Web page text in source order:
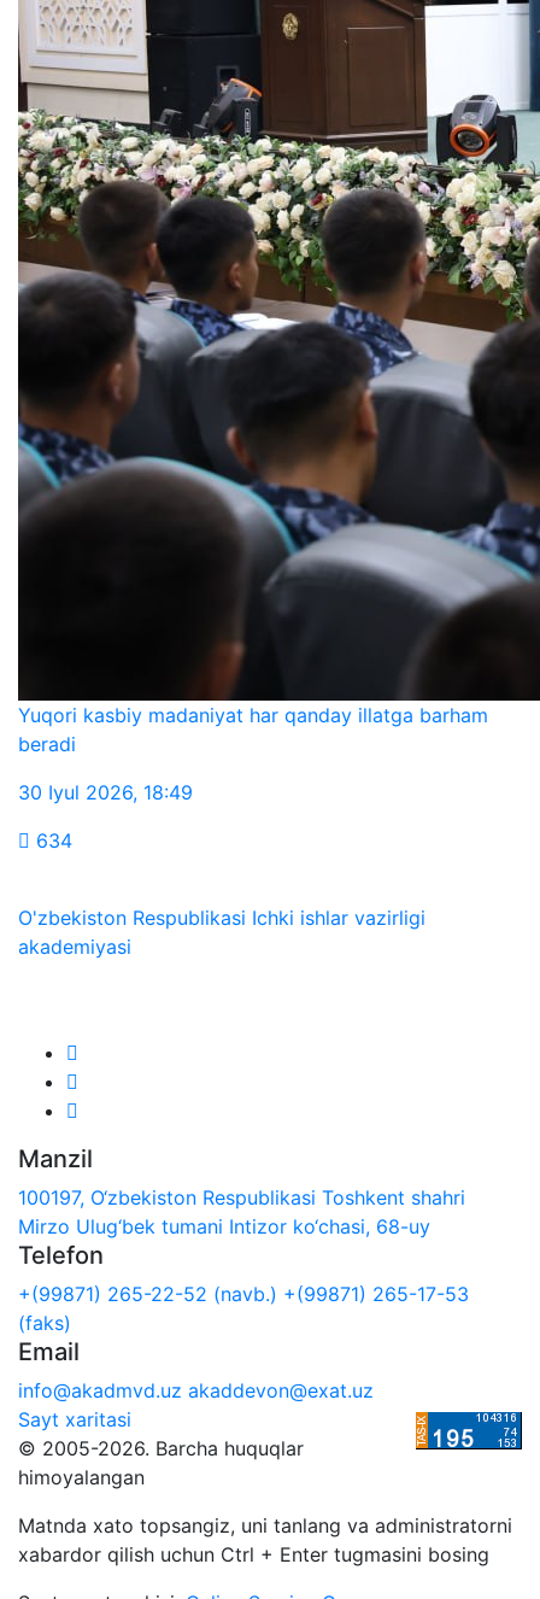
Yuqori kasbiy madaniyat har qanday illatga barham
beradi
30 Iyul 2026, 18:49
634
O'zbekiston Respublikasi Ichki ishlar vazirligi
akademiyasi
Manzil
100197, O‘zbekiston Respublikasi Toshkent shahri
Mirzo Ulug‘bek tumani Intizor ko‘chasi, 68-uy
Telefon
+(99871) 265-22-52 (navb.) +(99871) 265-17-53
(faks)
Email
info@akadmvd.uz akaddevon@exat.uz
Sayt xaritasi
© 2005-2026. Barcha huquqlar
himoyalangan
Matnda xato topsangiz, uni tanlang va administratorni
xabardor qilish uchun Ctrl + Enter tugmasini bosing